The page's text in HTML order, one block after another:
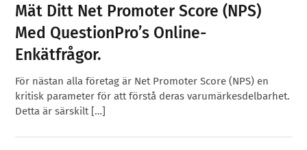
Mät Ditt Net Promoter Score (NPS)
Med QuestionPro’s Online-
Enkätfrågor.
För nästan alla företag är Net Promoter Score (NPS) en
kritisk parameter för att förstå deras varumärkesdelbarhet.
Detta är särskilt […]